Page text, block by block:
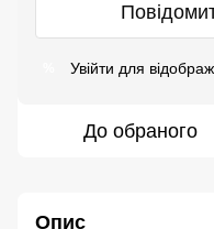
Увійти для
До обраного
Опис